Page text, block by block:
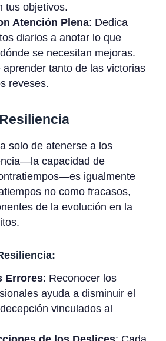
tus objetivos.
Atención Plena: Dedica
diarios a anotar lo que
se necesitan mejoras.
aprender tanto de las victorias
reveses.
solo de atenerse a los
capacidad de
igualmente
no como fracasos,
de la evolución en la
Errores: Reconocer los
ayuda a disminuir el
vinculados al